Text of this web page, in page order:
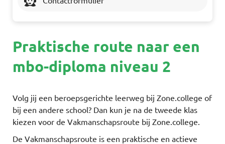
Praktische route naar een
mbo-diploma niveau 2
Volg jij een beroepsgerichte leerweg bij Zone.college of
bij een andere school? Dan kun je na de tweede klas
kiezen voor de Vakmanschapsroute bij Zone.college.
De Vakmanschapsroute is een praktische en actieve